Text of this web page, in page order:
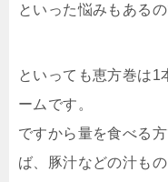
といった悩みもある
といっても恵方巻は1
ームです。
ですから量を食べる
ば、豚汁などの汁もの